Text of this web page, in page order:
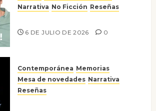
Narrativa No Ficción Reseñas
6 DE JULIO DE 2026 0
Contemporánea Memorias
Mesa de novedades Narrativa
Reseñas